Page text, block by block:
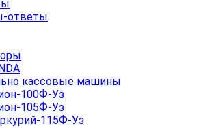
ответы
кассовые машины
100Ф-Уз
105Ф-Уз
115Ф-Уз